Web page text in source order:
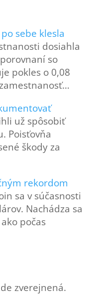
sebe klesla
dosiahla
so
pokles o 0,08
už spôsobiť
Poisťovňa
škody za
rekordom
sa v súčasnosti
Nachádza sa
počas
zverejnená.